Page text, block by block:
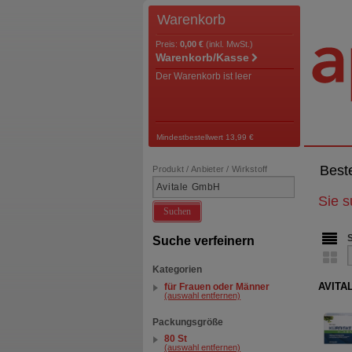
Warenkorb
Preis: 0,00 € (inkl. MwSt.)
Warenkorb/Kasse
Der Warenkorb ist leer
Mindestbestellwert 13,99 €
Produkt / Anbieter / Wirkstoff
Suchen
Suche verfeinern
Kategorien
für Frauen oder Männer
(auswahl entfernen)
Packungsgröße
80 St
(auswahl entfernen)
Sie